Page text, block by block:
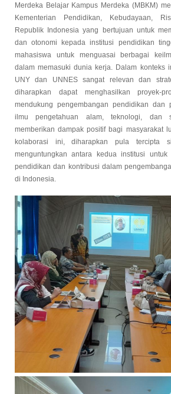
Merdeka Belajar Kampus Merdeka (MBKM)
Kementerian Pendidikan, Kebudayaan,
Republik Indonesia yang bertujuan untuk
dan otonomi kepada institusi pendidikan
mahasiswa untuk menguasai berbagai
dalam memasuki dunia kerja. Dalam konteks
UNY dan UNNES sangat relevan dan
diharapkan dapat menghasilkan proyek-
mendukung pengembangan pendidikan dan
ilmu pengetahuan alam, teknologi, dan
memberikan dampak positif bagi masyarakat
kolaborasi ini, diharapkan pula tercipta
menguntungkan antara kedua institusi untuk
pendidikan dan kontribusi dalam
di Indonesia.